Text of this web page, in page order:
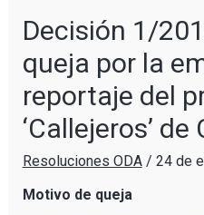
Decisión 1/
queja por la
reportaje del
‘Callejeros’
Resoluciones ODA/ 24 de
Motivo de queja